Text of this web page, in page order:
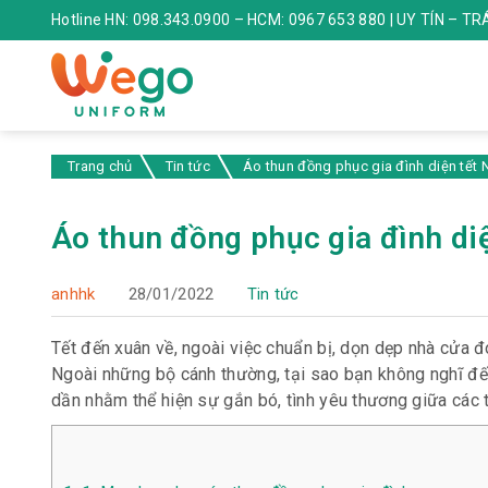
Hotline HN: 098.343.0900 – HCM: 0967 653 880 | UY TÍN –
Trang chủ Tin tức Áo thun đồng phục gia đình diện tết
Áo thun đồng phục gia đình
anhhk 28/01/2022 Tin tức
Tết đến xuân về, ngoài việc chuẩn bị, dọn dẹp nhà cửa
Ngoài những bộ cánh thường, tại sao bạn không nghĩ
dần nhằm thể hiện sự gắn bó, tình yêu thương giữa các